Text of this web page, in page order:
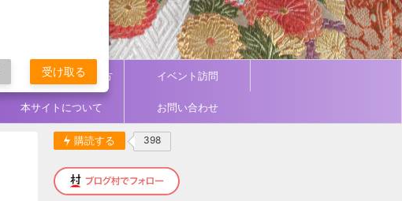
コーディネート／着方 イベント訪問
本サイトについて お問い合わせ
購読する 398
受け取る